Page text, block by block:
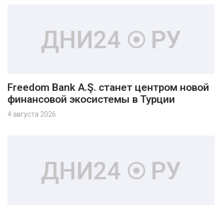
Freedom Bank A.Ş. станет центром новой
финансовой экосистемы в Турции
4 августа 2026